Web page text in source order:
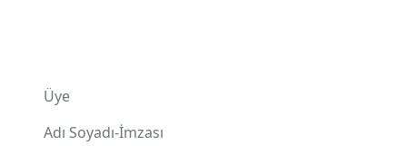
Üye
Adı Soyadı-İmzası